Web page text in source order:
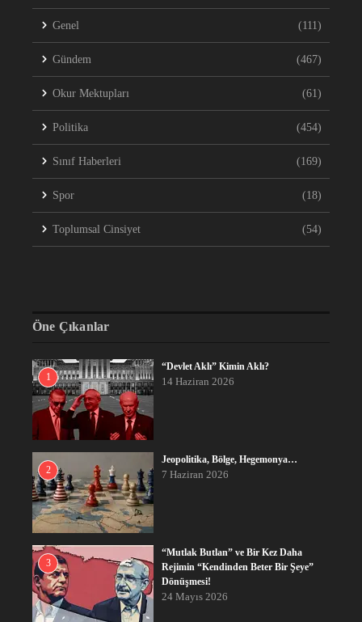
Genel (111)
Gündem (467)
Okur Mektupları (61)
Politika (454)
Sınıf Haberleri (169)
Spor (18)
Toplumsal Cinsiyet (54)
Öne Çıkanlar
1
“Devlet Aklı” Kimin Aklı?
14 Haziran 2026
2
Jeopolitika, Bölge, Hegemonya…
7 Haziran 2026
3
“Mutlak Butlan” ve Bir Kez Daha
Rejimin “Kendinden Beter Bir Şeye”
Dönüşmesi!
24 Mayıs 2026